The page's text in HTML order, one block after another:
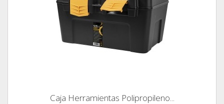
Caja Herramientas Polipropileno...